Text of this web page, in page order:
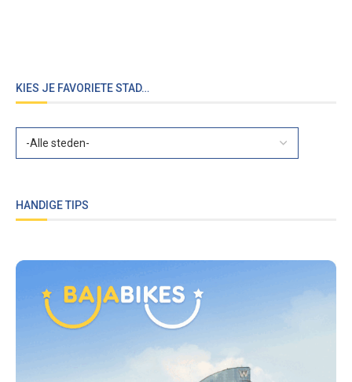
KIES JE FAVORIETE STAD…
HANDIGE TIPS